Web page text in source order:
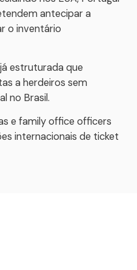
antecipar a
o inventário
estruturada que
a herdeiros sem
no Brasil.
e family office officers
internacionais de ticket